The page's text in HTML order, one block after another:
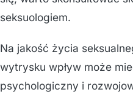
seksuologiem.
Na jakość życia
wytrysku wpływ może
psychologiczny i